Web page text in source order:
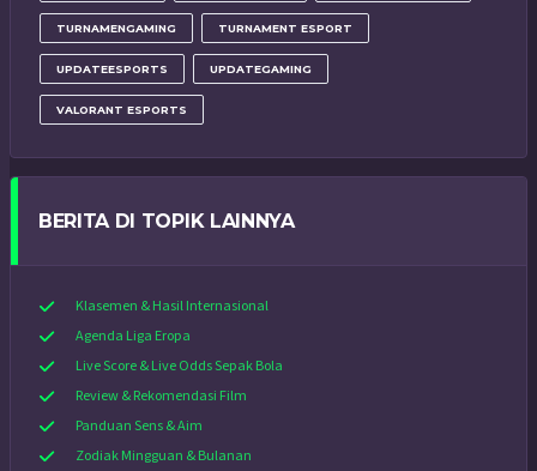
TURNAMENGAMING TURNAMENT ESPORT
UPDATEESPORTS UPDATEGAMING
VALORANT ESPORTS
BERITA DI TOPIK LAINNYA
Klasemen & Hasil Internasional
Agenda Liga Eropa
Live Score & Live Odds Sepak Bola
Review & Rekomendasi Film
Panduan Sens & Aim
Zodiak Mingguan & Bulanan